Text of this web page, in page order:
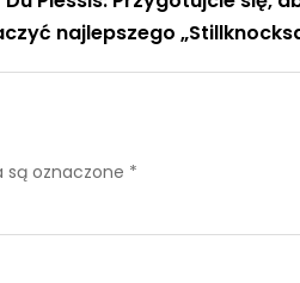
najlepszego
są oznaczone *